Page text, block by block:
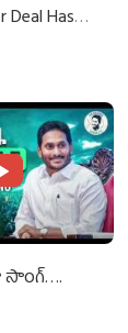
Has
సాంగ్….